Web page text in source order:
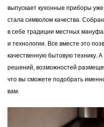
выпускает кухонные приборы
стала символом качества.
в себе традиции местных
и технологии. Все вместе это
качественную бытовую технику.
решений, возможностей
что вы сможете подобрать
вам.